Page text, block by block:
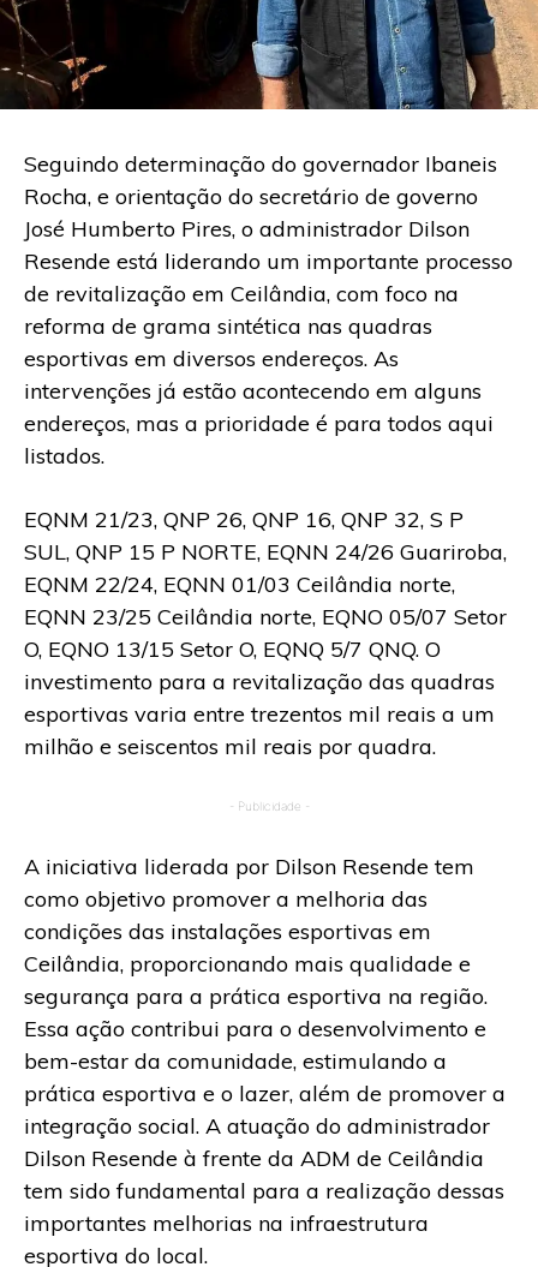
Seguindo determinação do governador Ibaneis
Rocha, e orientação do secretário de governo
José Humberto Pires, o administrador Dilson
Resende está liderando um importante processo
de revitalização em Ceilândia, com foco na
reforma de grama sintética nas quadras
esportivas em diversos endereços. As
intervenções já estão acontecendo em alguns
endereços, mas a prioridade é para todos aqui
listados.
EQNM 21/23, QNP 26, QNP 16, QNP 32, S P
SUL, QNP 15 P NORTE, EQNN 24/26 Guariroba,
EQNM 22/24, EQNN 01/03 Ceilândia norte,
EQNN 23/25 Ceilândia norte, EQNO 05/07 Setor
O, EQNO 13/15 Setor O, EQNQ 5/7 QNQ. O
investimento para a revitalização das quadras
esportivas varia entre trezentos mil reais a um
milhão e seiscentos mil reais por quadra.
- Publicidade -
A iniciativa liderada por Dilson Resende tem
como objetivo promover a melhoria das
condições das instalações esportivas em
Ceilândia, proporcionando mais qualidade e
segurança para a prática esportiva na região.
Essa ação contribui para o desenvolvimento e
bem-estar da comunidade, estimulando a
prática esportiva e o lazer, além de promover a
integração social. A atuação do administrador
Dilson Resende à frente da ADM de Ceilândia
tem sido fundamental para a realização dessas
importantes melhorias na infraestrutura
esportiva do local.